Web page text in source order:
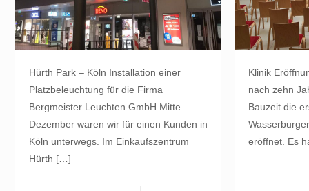
Hürth Park – Köln Installation einer
Platzbeleuchtung für die Firma
Bergmeister Leuchten GmbH Mitte
Dezember waren wir für einen Kunden in
Köln unterwegs. Im Einkaufszentrum
Hürth […]
Klinik
nach zehn
Bauzeit die
eröffnet. Es